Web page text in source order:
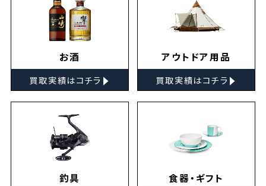
お酒
買取実績はコチラ ▸
アウトドア用品
買取実績はコチラ ▸
釣具 食器・ギフト